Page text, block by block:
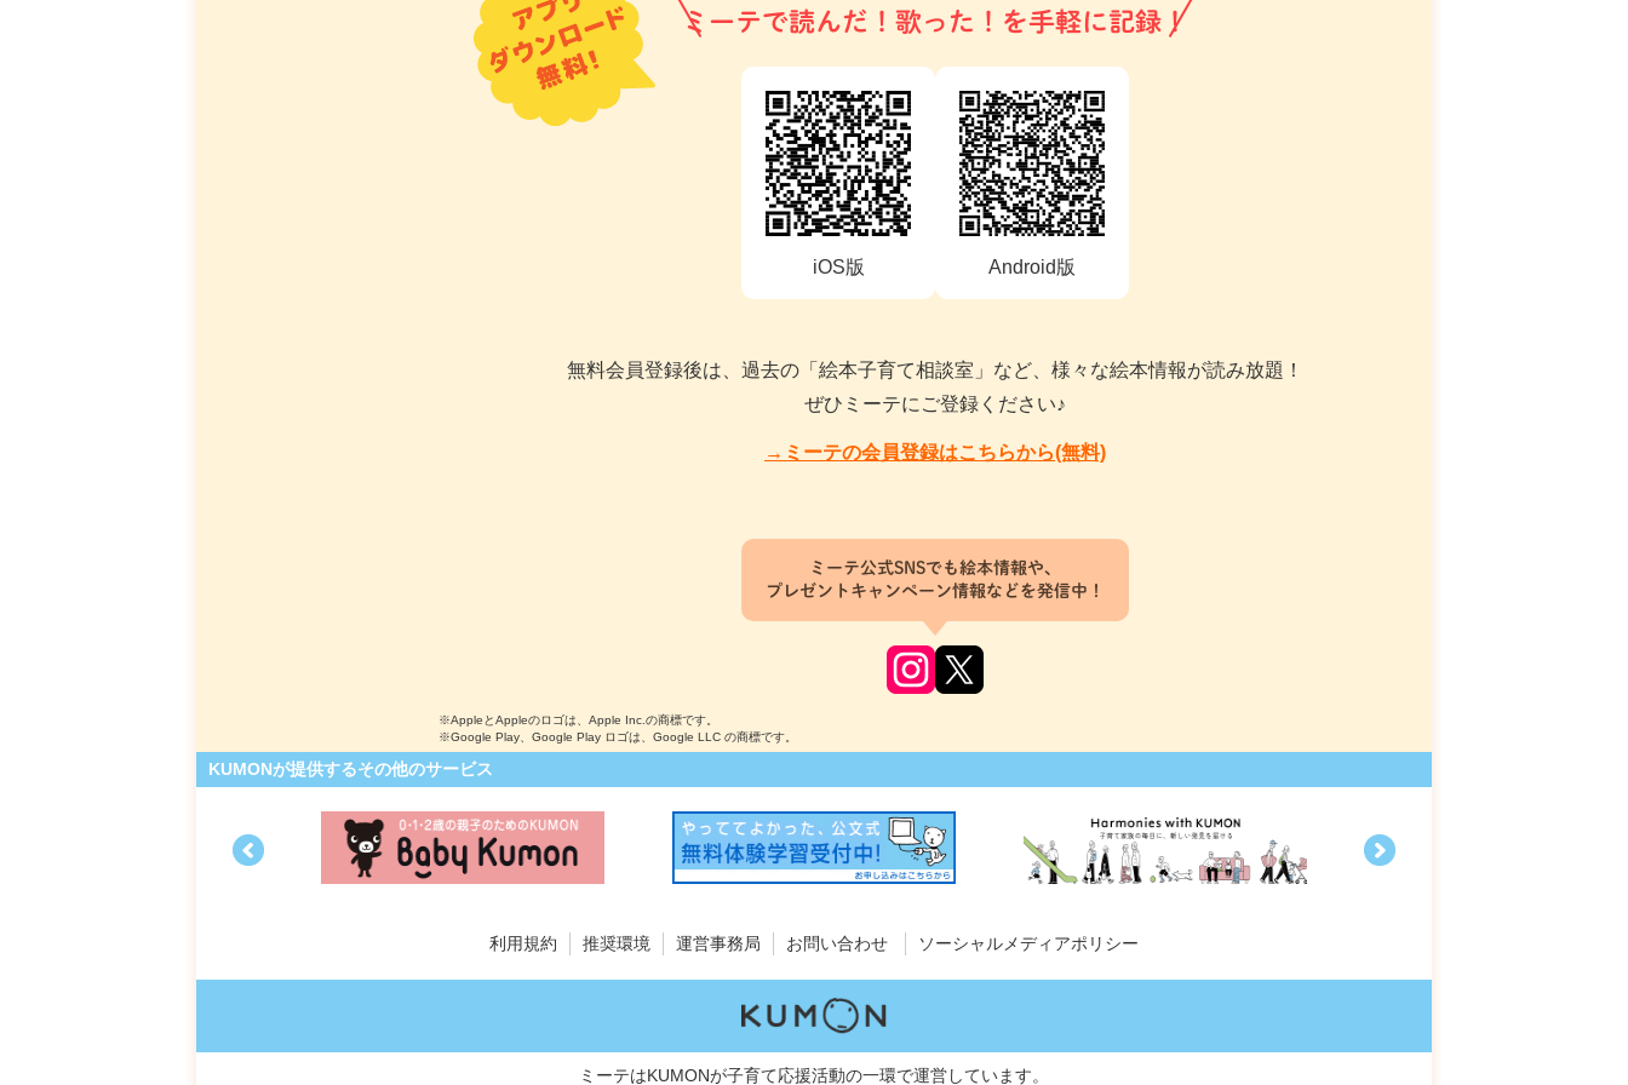
ミーテで読んだ！歌った！を手軽に記録！
iOS版 Android版
無料会員登録後は、過去の「絵本子育て相談室」など、様々な絵本情報が読み放題！
ぜひミーテにご登録ください♪
→ミーテの会員登録はこちらから(無料)
ミーテ公式SNSでも絵本情報や、
プレゼントキャンペーン情報などを発信中！
※AppleとAppleのロゴは、Apple Inc.の商標です。
※Google Play、Google Play ロゴは、Google LLC の商標です。
KUMONが提供するその他のサービス
利用規約 推奨環境 運営事務局 お問い合わせ ソーシャルメディアポリシー
ミーテはKUMONが子育て応援活動の一環で運営しています。